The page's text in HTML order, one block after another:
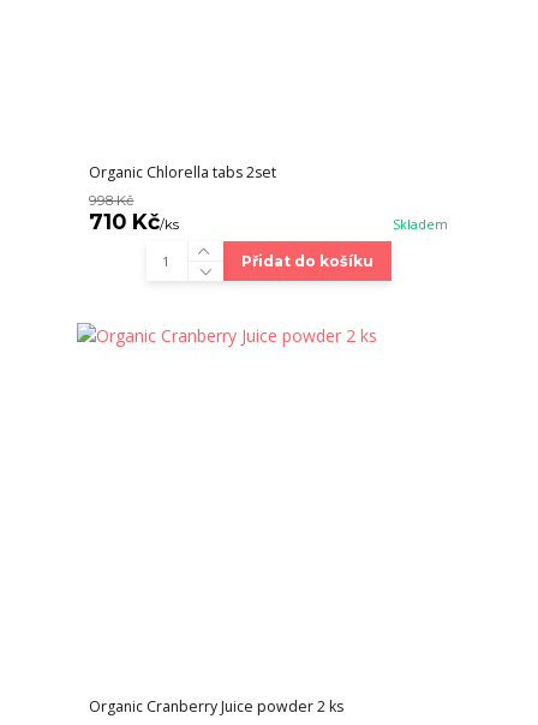
Organic Chlorella tabs 2set
998 Kč
710 Kč/ks Skladem
Přidat do košíku
Organic Cranberry Juice powder 2 ks